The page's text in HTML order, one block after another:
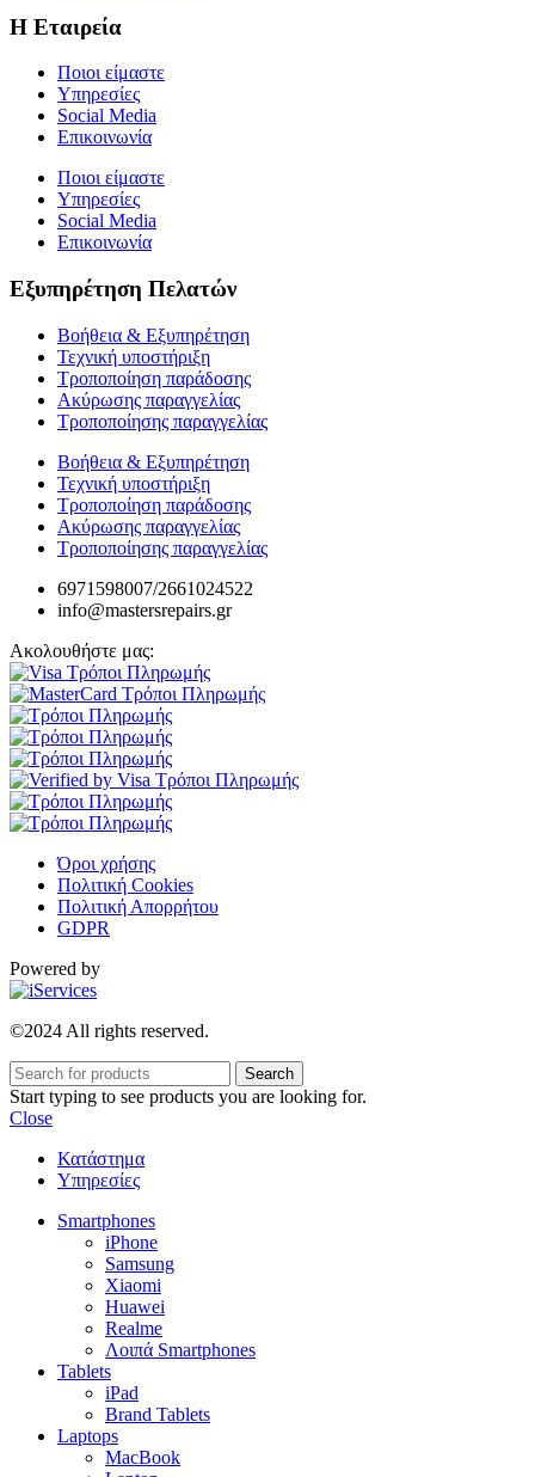
Η Εταιρεία
Ποιοι είμαστε
Υπηρεσίες
Social Media
Επικοινωνία
Ποιοι είμαστε
Υπηρεσίες
Social Media
Επικοινωνία
Εξυπηρέτηση Πελατών
Βοήθεια & Εξυπηρέτηση
Τεχνική υποστήριξη
Τροποποίηση παράδοσης
Ακύρωσης παραγγελίας
Τροποποίησης παραγγελίας
Βοήθεια & Εξυπηρέτηση
Τεχνική υποστήριξη
Τροποποίηση παράδοσης
Ακύρωσης παραγγελίας
Τροποποίησης παραγγελίας
6971598007/2661024522
info@mastersrepairs.gr
Ακολουθήστε μας:
Όροι χρήσης
Πολιτική Cookies
Πολιτική Απορρήτου
GDPR
Powered by
©2024 All rights reserved.
Search
Start typing to see products you are looking for.
Close
Κατάστημα
Υπηρεσίες
Smartphones
iPhone
Samsung
Xiaomi
Huawei
Realme
Λοιπά Smartphones
Tablets
iPad
Brand Tablets
Laptops
MacBook